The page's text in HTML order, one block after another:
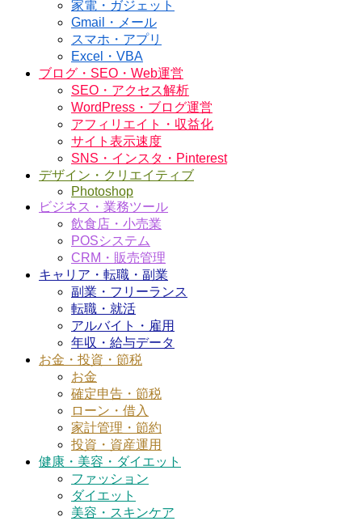
家電・ガジェット
Gmail・メール
スマホ・アプリ
Excel・VBA
ブログ・SEO・Web運営
SEO・アクセス解析
WordPress・ブログ運営
アフィリエイト・収益化
サイト表示速度
SNS・インスタ・Pinterest
デザイン・クリエイティブ
Photoshop
ビジネス・業務ツール
飲食店・小売業
POSシステム
CRM・販売管理
キャリア・転職・副業
副業・フリーランス
転職・就活
アルバイト・雇用
年収・給与データ
お金・投資・節税
お金
確定申告・節税
ローン・借入
家計管理・節約
投資・資産運用
健康・美容・ダイエット
ファッション
ダイエット
美容・スキンケア